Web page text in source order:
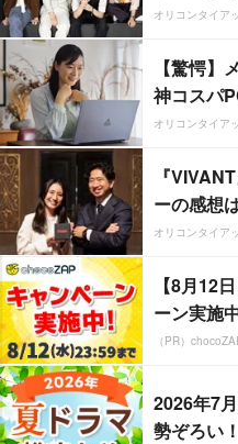
オリコンタイア
【驚愕】
神コスパ
オリコンタイア
『
ーの感想
オリコンタイア
【8月12
ーン実施
（PR）
2026年7
勢ぞろい！